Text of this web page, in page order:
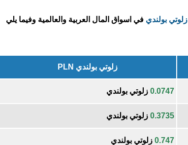
زلوتي بولندي في اسواق المال العربية والعالمية وفيما يلي
زلوتي بولندي PLN
0.0747 زلوتي بولندي
0.3735 زلوتي بولندي
0.747 زلوتي بولندي